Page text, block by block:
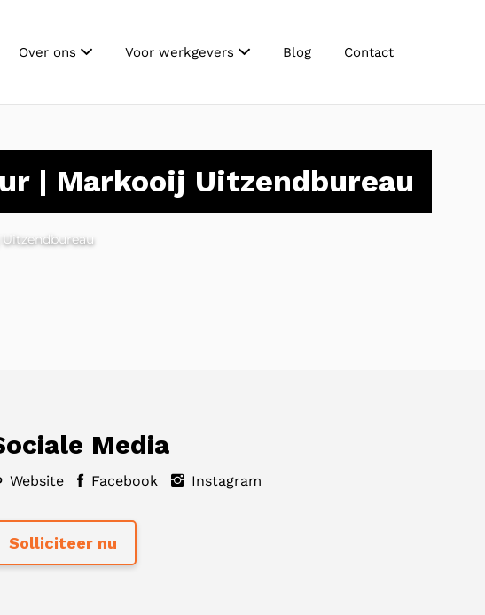
Over ons Voor werkgevers Blog Contact
| Markooij Uitzendbureau
Media
Website Facebook Instagram